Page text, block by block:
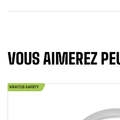
VOUS AIMEREZ
KRATOS SAFETY